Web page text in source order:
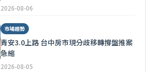
2026-08-06
市場趨勢
青安3.0上路 台中房市現分歧移轉撐盤推案
急縮
2026-08-05